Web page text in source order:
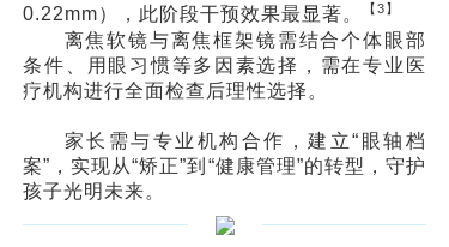
0.22mm），此阶段干预效果最显著。
【3】
离焦软镜与离焦框架镜需结合个体眼部
条件、用眼习惯等多因素选择，需在专业医
疗机构进行全面检查后理性选择。
家长需与专业机构合作，建立“眼轴档
案”，实现从“矫正”到“健康管理”的转型，守护
孩子光明未来。